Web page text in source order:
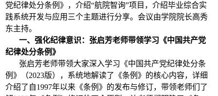
党纪律处分条例》，介绍“航院智询”项目，介绍毕业综合实
践系统开发与应用三个主题进行分享。会议由学院院长高秀
东主持。
一、强化纪律意识：张启芳老师带领学习《中国共产党
纪律处分条例》
张启芳老师带领大家深入学习《中国共产党纪律处分条
例》（2023版），系统地解读了《条例》的核心内容，详细
介绍了自1997年以来《条例》的发布与修订，带领老师们了